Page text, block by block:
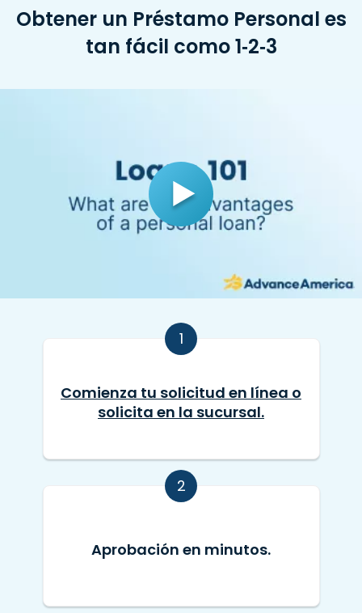
Obtener un Préstamo Personal es
tan fácil como 1‑2‑3
1
Comienza tu solicitud en línea o
solicita en la sucursal.
2
Aprobación en minutos.